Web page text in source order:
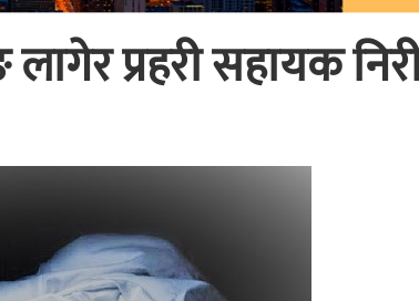
प्रहरी सहायक